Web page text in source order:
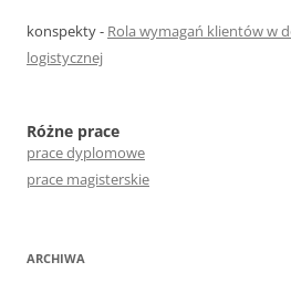
konspekty- Rola wymagań klientów w
logistycznej
Różne prace
prace dyplomowe
prace magisterskie
ARCHIWA